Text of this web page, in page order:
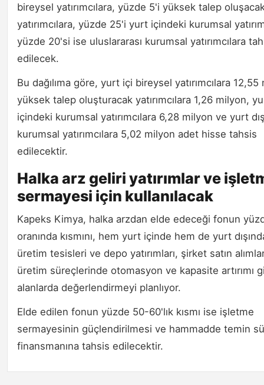
bireysel yatırımcılara, yüzde 5'i yüksek talep
yatırımcılara, yüzde 25'i yurt içindeki kurumsal
yüzde 20'si ise uluslararası kurumsal yatırımcılara
edilecek.
Bu dağılıma göre, yurt içi bireysel yatırımcılara 12,55
yüksek talep oluşturacak yatırımcılara 1,26 milyon,
içindeki kurumsal yatırımcılara 6,28 milyon ve yurt
kurumsal yatırımcılara 5,02 milyon adet hisse tahsis
edilecektir.
Halka arz geliri yatırımlar ve
sermayesi için kullanılacak
Kapeks Kimya, halka arzdan elde edeceği fonun
oranında kısmını, hem yurt içinde hem de yurt
üretim tesisleri ve depo yatırımları, şirket satın
üretim süreçlerinde otomasyon ve kapasite artırımı
alanlarda değerlendirmeyi planlıyor.
Elde edilen fonun yüzde 50-60'lık kısmı ise işletme
sermayesinin güçlendirilmesi ve hammadde temin
finansmanına tahsis edilecektir.